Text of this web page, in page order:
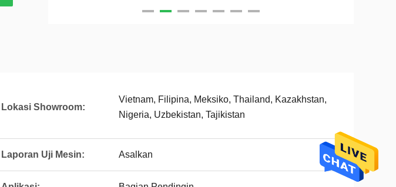
Lokasi Showroom:
Vietnam, Filipina, Meksiko, Thailand, Kazakhstan,
Nigeria, Uzbekistan, Tajikistan
Laporan Uji Mesin: Asalkan